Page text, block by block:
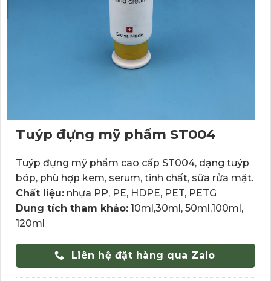
Tuýp đựng mỹ phẩm ST004
Tuýp đựng mỹ phẩm cao cấp ST004, dạng tuýp
bóp, phù hợp kem, serum, tinh chất, sữa rửa mặt.
Chất liệu: nhựa PP, PE, HDPE, PET, PETG
Dung tích tham khảo: 10ml,30ml, 50ml,100ml,
120ml
Liên hệ đặt hàng qua Zalo